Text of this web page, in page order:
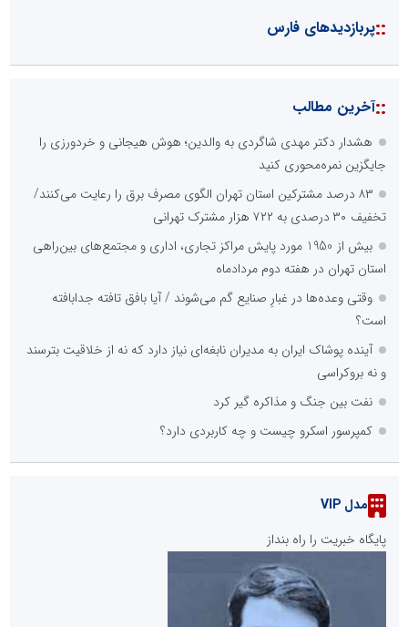
::پربازدیدهای فارس
::آخرین مطالب
هشدار دکتر مهدی شاگردی به والدین؛ هوش هیجانی و خردورزی را
جایگزین نمره‌محوری کنید
۸۳ درصد مشترکین استان تهران الگوی مصرف برق را رعایت می‌کنند/
تخفیف ۳۰ درصدی به ۷۲۲ هزار مشترک تهرانی
بیش از 1950 مورد پایش مراکز تجاری، اداری و مجتمع‌های بین‌راهی
استان تهران در هفته دوم مردادماه
وقتی وعده‌ها در غبارِ صنایع گم می‌شوند / آیا بافق تافته جدابافته
است؟
آینده پوشاک ایران به مدیران نابغه‌ای نیاز دارد که نه از خلاقیت بترسند
و نه بروکراسی
نفت بین جنگ و مذاکره گیر کرد
کمپرسور اسکرو چیست و چه کاربردی دارد؟
مدل VIP
پایگاه خبریت را راه بنداز